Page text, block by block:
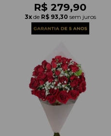
R$ 279,90
3x de R$ 93,30 sem juros